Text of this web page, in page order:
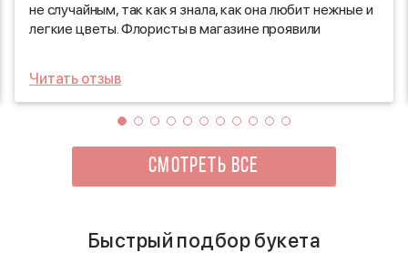
не случайным, так как я знала, как она любит нежные и
легкие цветы. Флористы в магазине проявили
превзошёл все ожидания! Букет выглядел просто
великолепно — свежие цветы, утончённое
оформление. Доставка была организована
безупречно: курьер прибыл по указанному адресу
точно в срок, и мама была в восторге от такого
заботливого подарка. Этот момент стал настоящим
Читать отзыв
СМОТРЕТЬ ВСЕ
Быстрый подбор букета